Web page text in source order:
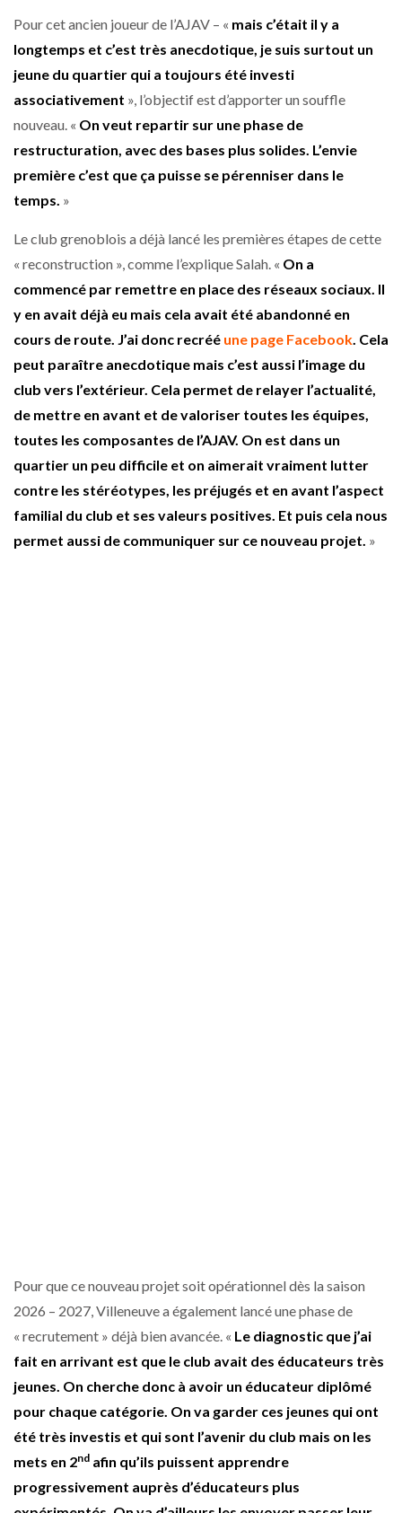
Pour cet ancien joueur de l’AJAV – « mais c’était il y a
longtemps et c’est très anecdotique, je suis surtout un
jeune du quartier qui a toujours été investi
associativement », l’objectif est d’apporter un souffle
nouveau. « On veut repartir sur une phase de
restructuration, avec des bases plus solides. L’envie
première c’est que ça puisse se pérenniser dans le
temps. »
Le club grenoblois a déjà lancé les premières étapes de cette
« reconstruction », comme l’explique Salah. « On a
commencé par remettre en place des réseaux sociaux. Il
y en avait déjà eu mais cela avait été abandonné en
cours de route. J’ai donc recréé une page Facebook. Cela
peut paraître anecdotique mais c’est aussi l’image du
club vers l’extérieur. Cela permet de relayer l’actualité,
de mettre en avant et de valoriser toutes les équipes,
toutes les composantes de l’AJAV. On est dans un
quartier un peu difficile et on aimerait vraiment lutter
contre les stéréotypes, les préjugés et en avant l’aspect
familial du club et ses valeurs positives. Et puis cela nous
permet aussi de communiquer sur ce nouveau projet. »
Pour que ce nouveau projet soit opérationnel dès la saison
2026 – 2027, Villeneuve a également lancé une phase de
« recrutement » déjà bien avancée. « Le diagnostic que j’ai
fait en arrivant est que le club avait des éducateurs très
jeunes. On cherche donc à avoir un éducateur diplômé
pour chaque catégorie. On va garder ces jeunes qui ont
été très investis et qui sont l’avenir du club mais on les
mets en 2nd afin qu’ils puissent apprendre
progressivement auprès d’éducateurs plus